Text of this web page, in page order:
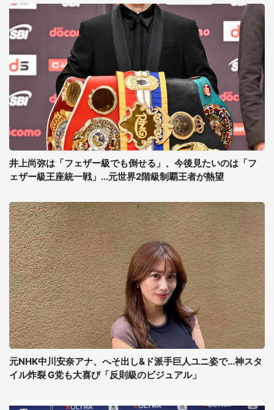
井上尚弥は「フェザー級でも倒せる」、今後見たいのは「フ
ェザー級王座統一戦」...元世界2階級制覇王者が熱望
元NHK中川安奈アナ、へそ出し&ド派手巨人ユニ姿で...神スタ
イル炸裂 G党も大喜び「反則級のビジュアル」